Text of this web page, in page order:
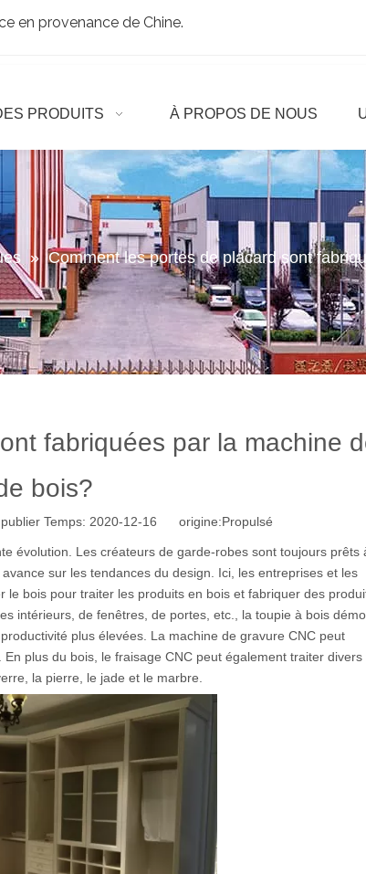
en provenance de Chine.
PRODUITS À PROPOS DE NOUS
» Comment les portes de placard sont
fabriquées par la machine
bois?
Temps: 2020-12-16 origine:Propulsé
évolution. Les créateurs de garde-robes sont toujours prêts
sur les tendances du design. Ici, les entreprises et les
bois pour traiter les produits en bois et fabriquer des
intérieurs, de fenêtres, de portes, etc., la toupie à bois
plus élevées. La machine de gravure CNC peut
plus du bois, le fraisage CNC peut également traiter divers
la pierre, le jade et le marbre.